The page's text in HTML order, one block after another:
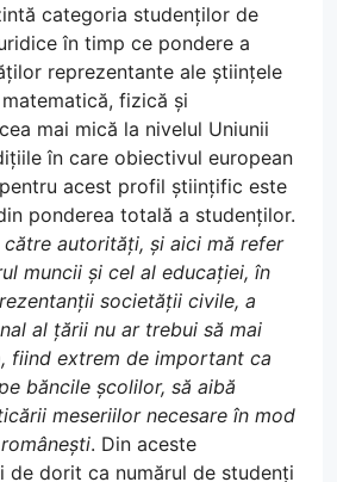
categoria studenților de
în timp ce pondere a
reprezentante ale științele
fizică și
mai mică la nivelul Uniunii
în care obiectivul european
acest profil științific este
ponderea totală a studenților.
către autorități, și aici mă refer
muncii și cel al educației, în
societății civile, a
al țării nu ar trebui să mai
fiind extrem de important ca
băncile școlilor, să aibă
meseriilor necesare în mod
. Din aceste
de dorit ca numărul de studenți